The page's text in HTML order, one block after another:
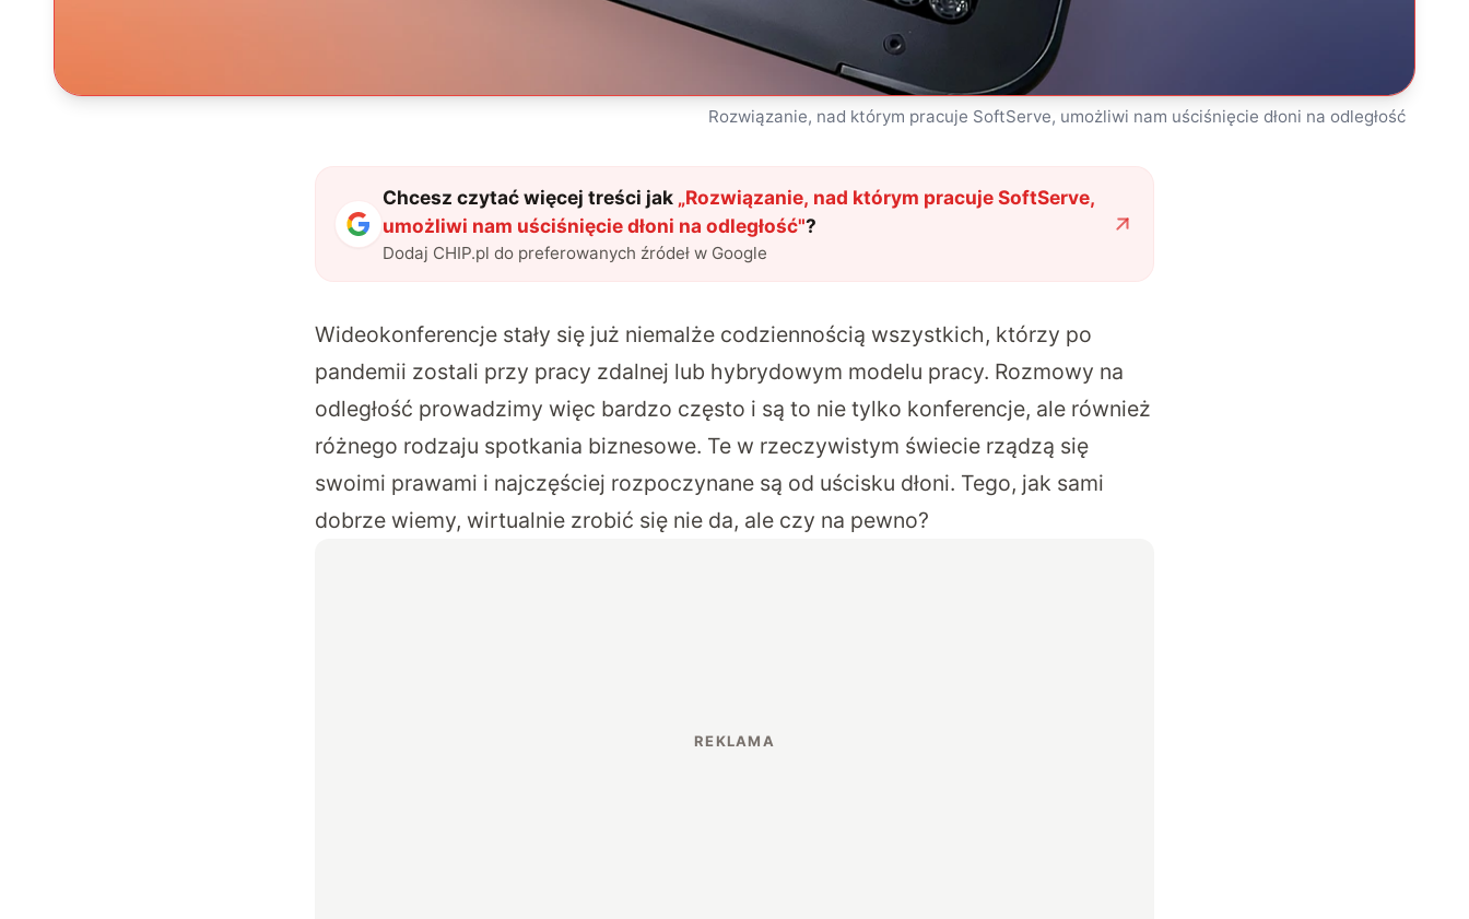
Rozwiązanie, nad którym pracuje SoftServe, umożliwi nam uściśnięcie dłoni na odległość
Chcesz czytać więcej treści jak „Rozwiązanie, nad którym pracuje SoftServe,
umożliwi nam uściśnięcie dłoni na odległość"?
Dodaj CHIP.pl do preferowanych źródeł w Google
Wideokonferencje stały się już niemalże codziennością wszystkich, którzy po
pandemii zostali przy pracy zdalnej lub hybrydowym modelu pracy. Rozmowy na
odległość prowadzimy więc bardzo często i są to nie tylko konferencje, ale również
różnego rodzaju spotkania biznesowe. Te w rzeczywistym świecie rządzą się
swoimi prawami i najczęściej rozpoczynane są od uścisku dłoni. Tego, jak sami
dobrze wiemy, wirtualnie zrobić się nie da, ale czy na pewno?